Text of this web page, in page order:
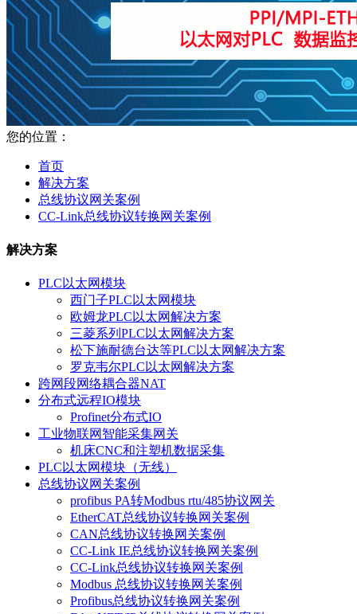
您的位置：
首页
解决方案
总线协议网关案例
CC-Link总线协议转换网关案例
解决方案
PLC以太网模块
西门子PLC以太网模块
欧姆龙PLC以太网解决方案
三菱系列PLC以太网解决方案
松下施耐德台达等PLC以太网解决方案
罗克韦尔PLC以太网解决方案
跨网段网络耦合器NAT
分布式远程IO模块
Profinet分布式IO
工业物联网智能采集网关
机床CNC和注塑机数据采集
PLC以太网模块（无线）
总线协议网关案例
profibus PA转Modbus rtu/485协议网关
EtherCAT总线协议转换网关案例
CAN总线协议转换网关案例
CC-Link IE总线协议转换网关案例
CC-Link总线协议转换网关案例
Modbus 总线协议转换网关案例
Profibus总线协议转换网关案例